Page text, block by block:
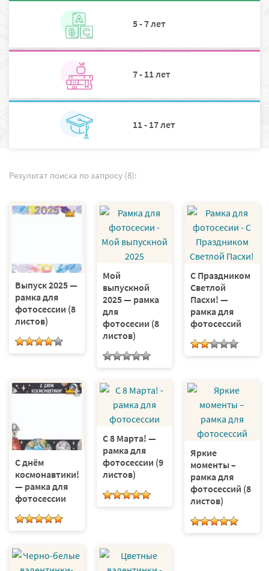
5 - 7 лет
7 - 11 лет
11 - 17 лет
Результат поиска по запросу (8):
Выпуск 2025 —
рамка для
фотосеcсии (8
листов)
Мой
выпускной
2025 — рамка
для
фотосесии (8
листов)
С Праздником
Светлой
Пасхи! —
рамка для
фотосессий
С днём
космонавтики!
— рамка для
фотосессии
С 8 Марта! —
рамка для
фотосессии (9
листов)
Яркие
моменты –
рамка для
фотосессий (8
листов)